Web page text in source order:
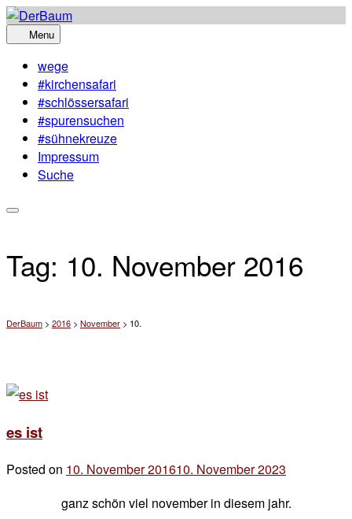
Skip
to
Menu
wege
#kirchensafari
#schlössersafari
#spurensuchen
#sühnekreuze
Impressum
Suche
Tag: 10. November 2016
DerBaum > 2016 > November > 10.
es ist
Posted on 10. November 201610. November 2023
chef
ganz schön viel november in diesem jahr.